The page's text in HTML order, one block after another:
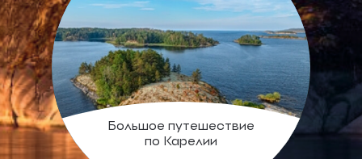
Большое путешествие
по Карелии